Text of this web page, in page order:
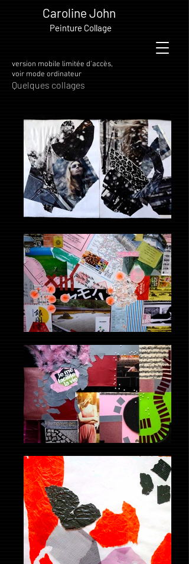
Caroline John
Peinture Collage
version mobile limitée d'accès,
voir mode ordinateur
Quelques collages